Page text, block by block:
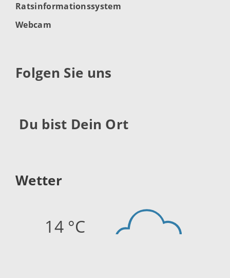
Ratsinformationssystem
Webcam
Folgen Sie uns
Du bist Dein Ort
Wetter
14 °C